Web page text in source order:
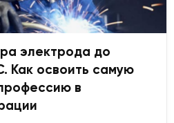
электрода до
Как освоить самую
в